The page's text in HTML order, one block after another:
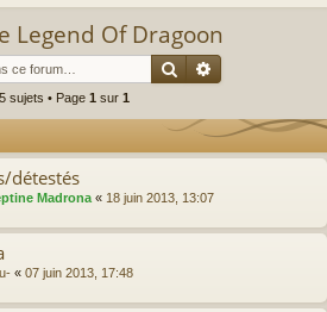
r
r
r
Legend Of Dragoon
Rechercher
sujets • Page 1 sur 1
détestés
Madrona « 18 juin 2013, 13:07
« 07 juin 2013, 17:48